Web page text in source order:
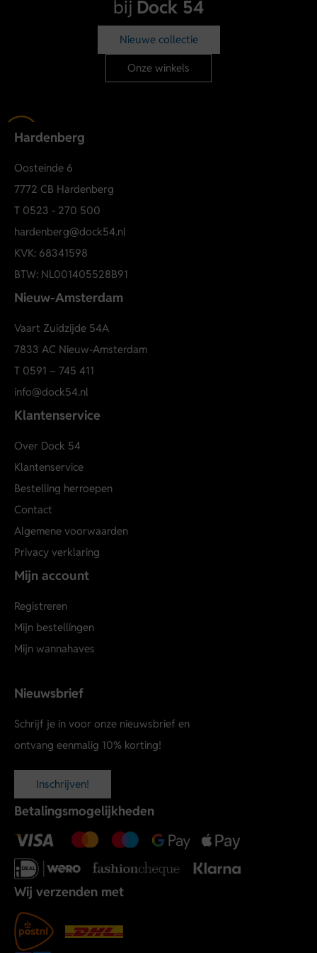
Voor-, achter- en muntzakje
100% biologisch katoen
Artikelnummer: 15343018
bij Dock 54
Nieuwe collectie
Onze winkels
Hardenberg
Oosteinde 6
7772 CB Hardenberg
T 0523 - 270 500
hardenberg@dock54.nl
KVK: 68341598
BTW: NL001405528B91
Nieuw-Amsterdam
Vaart Zuidzijde 54A
7833 AC Nieuw-Amsterdam
T 0591 – 745 411
info@dock54.nl
Klantenservice
Over Dock 54
Klantenservice
Bestelling herroepen
Contact
Algemene voorwaarden
Privacy verklaring
Mijn account
Registreren
Mijn bestellingen
Mijn wannahaves
Nieuwsbrief
Schrijf je in voor onze nieuwsbrief en
ontvang eenmalig 10% korting!
Inschrijven!
Betalingsmogelijkheden
Wij verzenden met